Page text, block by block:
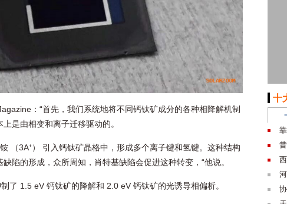
：“首先，我们系统地将不同钙钛矿成分的各种相降解机制
是由相变和离子迁移驱动的。
（3A⁺） 引入钙钛矿晶格中，形成多个离子键和氢键。这种结构
陷的形成，众所周知，肖特基缺陷会促进这种转变，“他说。
了 1.5 eV 钙钛矿的降解和 2.0 eV 钙钛矿的光诱导相偏析。
十